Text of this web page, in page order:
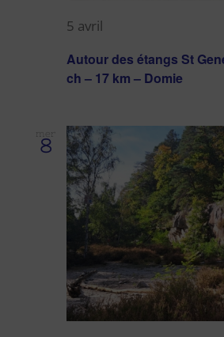
Autour des étangs St
ch – 17 km – Domie
5 avril
mer
8